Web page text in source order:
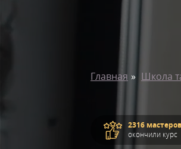
Главная Школа
2316
окончили курс